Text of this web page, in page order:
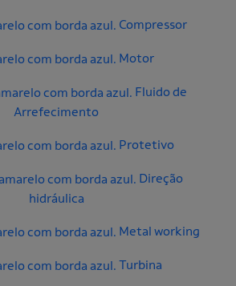
Compressor
Motor
Fluido de
Arrefecimento
Protetivo
Direção
hidráulica
Metal working
Turbina